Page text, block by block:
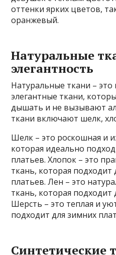
оттенки ярких цветов,
оранжевый.
Натуральные
элегантность
Натуральные ткани –
элегантные ткани,
дышать и не вызывают
ткани включают шелк,
Шелк – это роскошная и
которая идеально
платьев. Хлопок – это
ткань, которая подходит
платьев. Лен – это
ткань, которая подходит
Шерсть – это теплая и
подходит для зимних
Синтетические